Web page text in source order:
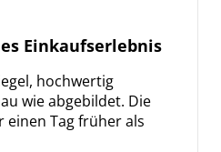
Einkaufserlebnis
hochwertig
wie abgebildet. Die
einen Tag früher als